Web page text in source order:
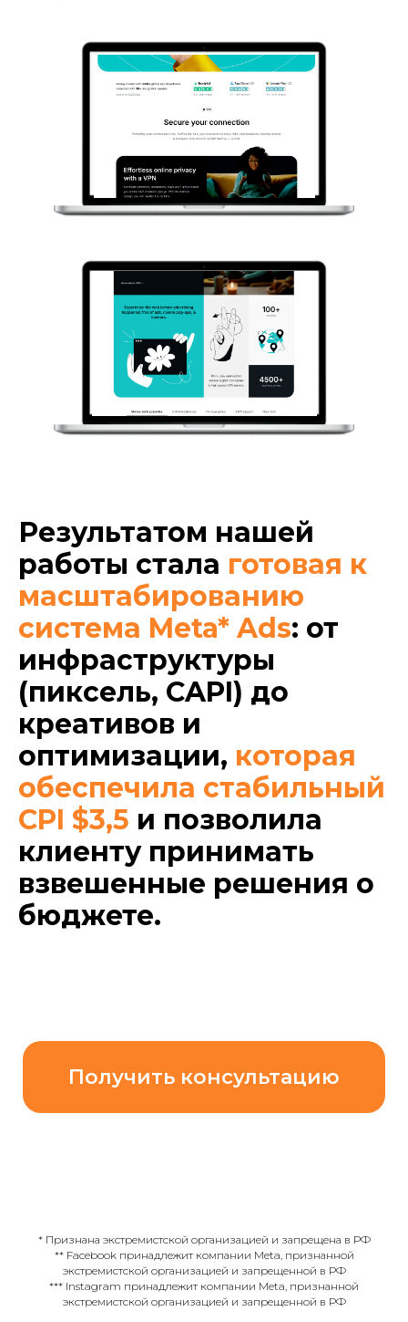
Результатом нашей
работы стала готовая к
масштабированию
система Meta* Ads: от
инфраструктуры
(пиксель, CAPI) до
креативов и
оптимизации, которая
обеспечила стабильный
CPI $3,5 и позволила
клиенту принимать
взвешенные решения о
бюджете.
Получить консультацию
* Признана экстремистской организацией и запрещена в РФ
** Facebook принадлежит компании Meta, признанной
экстремистской организацией и запрещенной в РФ
*** Instagram принадлежит компании Meta, признанной
экстремистской организацией и запрещенной в РФ
Обсудим
проект?
Оставьте заявку, и мы свяжемся с
вами в ближайшее время для
консультации.